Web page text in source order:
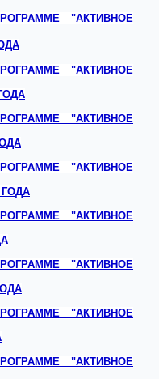
"АКТИВНОЕ
"АКТИВНОЕ
"АКТИВНОЕ
"АКТИВНОЕ
"АКТИВНОЕ
"АКТИВНОЕ
"АКТИВНОЕ
"АКТИВНОЕ